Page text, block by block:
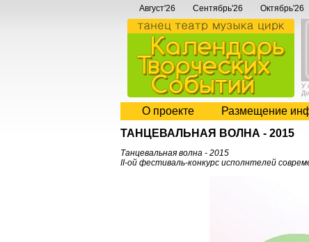
Август'26 Сентябрь'26 Октябрь'26
У
О проекте Размещение
ТАНЦЕВАЛЬНАЯ ВОЛНА - 2015
Танцевальная волна - 2015
II-ой фестиваль-конкурс исполнтелей